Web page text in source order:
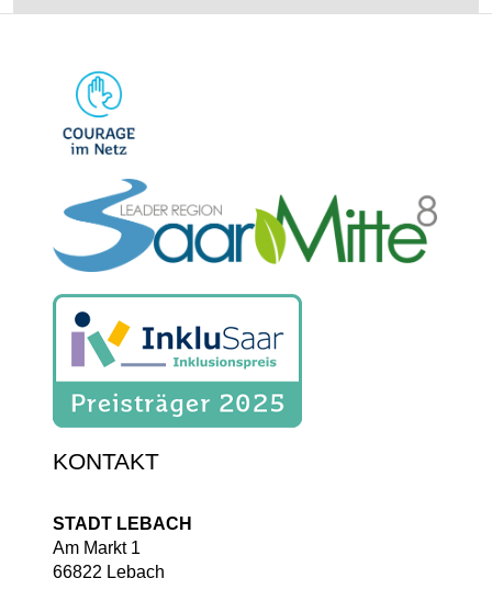
KONTAKT
STADT LEBACH
Am Markt 1
66822 Lebach